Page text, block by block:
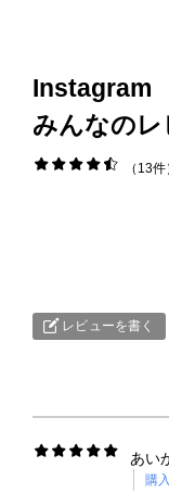
VALX GYM
各種ポリシー
プライバシー
楽天
Instagram
みんなのレ
13件
レビューを書く
あい
購